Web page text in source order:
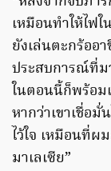
เหมือนทำให้ไฟ
ยังเล่นตะกร้ออ
ประสบการณ์ที่ม
ในตอนนี้ก็พร้อม
หากว่าเขาเชื่อ
ไว้ใจ เหมือนที่ผ
มาเลเซีย”